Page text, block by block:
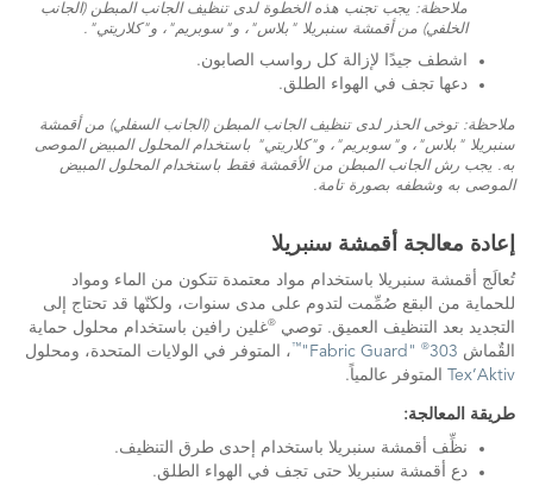
ملاحظة: يجب تجنب هذه الخطوة لدى تنظيف الجانب المبطن (الجانب
الخلفي) من أقمشة سنبريلا "بلاس"، و"سوبريم"، و"كلاريتي".
اشطف جيدًا لإزالة كل رواسب الصابون.
دعها تجف في الهواء الطلق.
ملاحظة: توخى الحذر لدى تنظيف الجانب المبطن (الجانب السفلي) من أقمشة
سنبريلا "بلاس"، و"سوبريم"، و"كلاريتي" باستخدام المحلول المبيض الموصى
به. يجب رش الجانب المبطن من الأقمشة فقط باستخدام المحلول المبيض
الموصى به وشطفه بصورة تامة.
إعادة معالجة أقمشة سنبريلا
تُعالَج أقمشة سنبريلا باستخدام مواد معتمدة تتكون من الماء ومواد
للحماية من البقع صُمِّمت لتدوم على مدى سنوات، ولكنّها قد تحتاج إلى
التجديد بعد التنظيف العميق. توصي
®غلين رافين باستخدام محلول حماية
القٌماش 303
®
"Fabric Guard"
™ ، المتوفر في الولايات المتحدة، ومحلول
Tex’Aktiv
المتوفر عالمياً.
طريقة المعالجة:
نظِّف أقمشة سنبريلا باستخدام إحدى طرق التنظيف.
دع أقمشة سنبريلا حتى تجف في الهواء الطلق.